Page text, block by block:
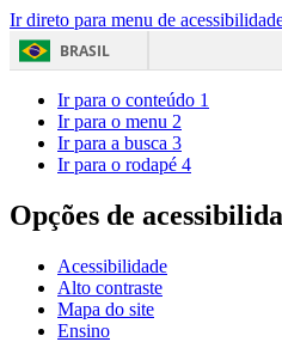
Ir direto para menu de
BRASIL
Ir para o conteúdo 1
Ir para o menu 2
Ir para a busca 3
Ir para o rodapé 4
Opções de
Acessibilidade
Alto contraste
Mapa do site
Ensino